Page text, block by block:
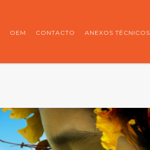
OEM CONTACTO ANEXOS TÉCNICOS